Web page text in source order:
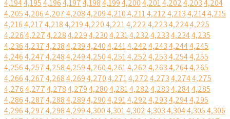
4,1944,1954,1964,1974,1984,1994,2004,2014,2024,2034,204
4,2054,2064,2074,2084,2094,2104,2114,2124,2134,2144,215
4,2164,2174,2184,2194,2204,2214,2224,2234,2244,225
4,2264,2274,2284,2294,2304,2314,2324,2334,2344,235
4,2364,2374,2384,2394,2404,2414,2424,2434,2444,245
4,2464,2474,2484,2494,2504,2514,2524,2534,2544,255
4,2564,2574,2584,2594,2604,2614,2624,2634,2644,265
4,2664,2674,2684,2694,2704,2714,2724,2734,2744,275
4,2764,2774,2784,2794,2804,2814,2824,2834,2844,285
4,2864,2874,2884,2894,2904,2914,2924,2934,2944,295
4,2964,2974,2984,2994,3004,3014,3024,3034,3044,3054,306